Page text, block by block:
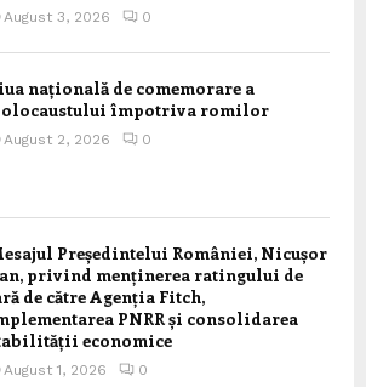
August 3, 2026 0
națională de comemorare a
împotriva romilor
August 2, 2026 0
Președintelui României, Nicușor
privind menținerea ratingului de
de către Agenția Fitch,
PNRR și consolidarea
economice
August 1, 2026 0